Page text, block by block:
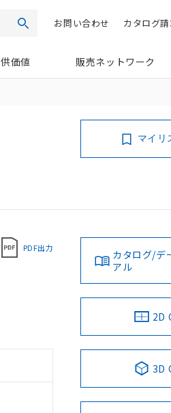
検索 カタログ
お問い合わせ
価値 販売ネットワーク
マイリ
PDF出力
カタログ/デ
アル
2D
3D